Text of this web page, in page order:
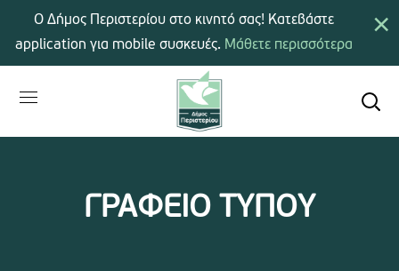
ΓΡΑΦΕΙΟ ΤΥΠΟΥ
×
Ο Δήμος Περιστερίου στο κινητό σας! Κατεβάστε
application για mobile συσκευές. Μάθετε περισσότερα